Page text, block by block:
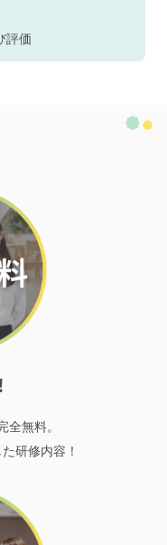
評価
無料。
研修内容！